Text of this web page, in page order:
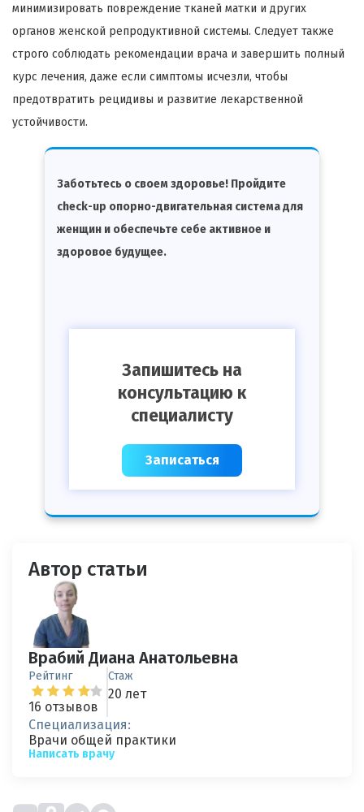
минимизировать повреждение тканей матки и других
органов женской репродуктивной системы. Следует также
строго соблюдать рекомендации врача и завершить полный
курс лечения, даже если симптомы исчезли, чтобы
предотвратить рецидивы и развитие лекарственной
устойчивости.
Заботьтесь о своем здоровье! Пройдите
check-up опорно-двигательная система для
женщин и обеспечьте себе активное и
здоровое будущее.
Запишитесь на
консультацию к
специалисту
Записаться
Автор статьи
Врабий Диана Анатольевна
Рейтинг
16 отзывов
Стаж
20 лет
Специализация:
Врачи общей практики
Написать врачу